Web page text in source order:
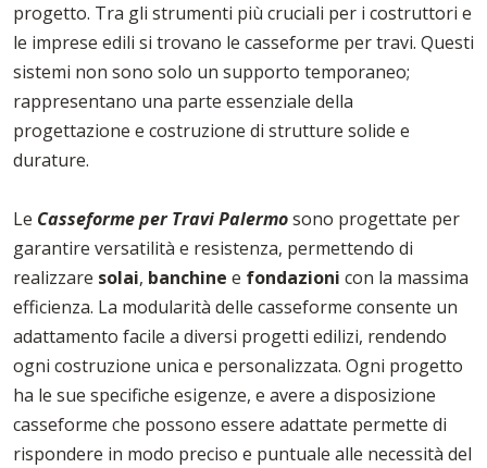
progetto. Tra gli strumenti più cruciali per i costruttori e
le imprese edili si trovano le casseforme per travi. Questi
sistemi non sono solo un supporto temporaneo;
rappresentano una parte essenziale della
progettazione e costruzione di strutture solide e
durature.
Le Casseforme per Travi Palermosono progettate per
garantire versatilità e resistenza, permettendo di
realizzare solai, banchine e fondazioni con la massima
efficienza. La modularità delle casseforme consente un
adattamento facile a diversi progetti edilizi, rendendo
ogni costruzione unica e personalizzata. Ogni progetto
ha le sue specifiche esigenze, e avere a disposizione
casseforme che possono essere adattate permette di
rispondere in modo preciso e puntuale alle necessità del